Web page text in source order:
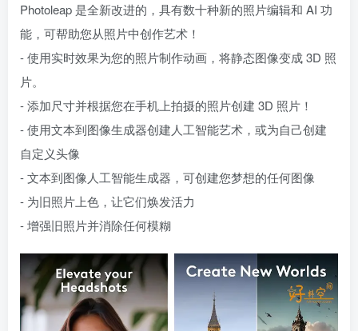
Photoleap 是全新改进的，具有数十种新的照片编辑和 AI 功
能，可帮助您从照片中创作艺术！
- 使用实时效果为您的照片制作动画，将静态图像变成 3D 照
片。
- 添加尺寸并根据您在手机上拍摄的照片创建 3D 照片！
- 使用文本到图像生成器创建人工智能艺术，或为自己创建
自定义头像
- 文本到图像人工智能生成器，可创建您梦想的任何图像
- 为旧照片上色，让它们焕发活力
- 增强旧照片并消除任何模糊